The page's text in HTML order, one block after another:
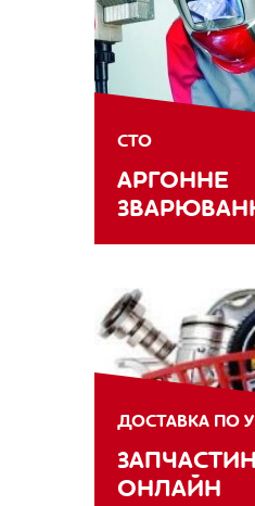
СТО
АРГОННЕ
ДОСТАВКА ПО
ОНЛАЙН